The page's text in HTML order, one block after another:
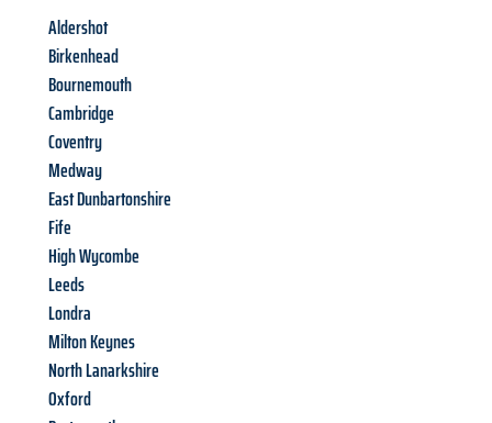
Aldershot
Birkenhead
Bournemouth
Cambridge
Coventry
Medway
East Dunbartonshire
Fife
High Wycombe
Leeds
Londra
Milton Keynes
North Lanarkshire
Oxford